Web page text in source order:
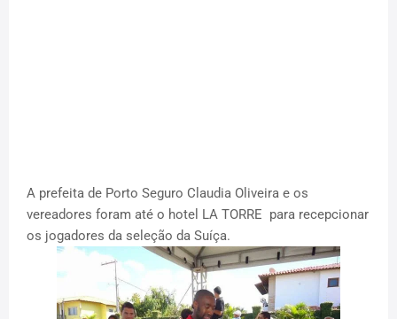
A prefeita de Porto Seguro Claudia Oliveira e os
vereadores foram até o hotel LA TORRE para recepcionar
os jogadores da seleção da Suíça.